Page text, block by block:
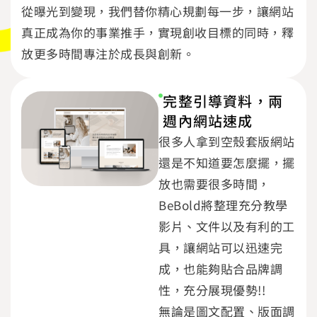
從曝光到變現，我們替你精心規劃每一步，讓網站
真正成為你的事業推手，實現創收目標的同時，釋
放更多時間專注於成長與創新。
完整引導資料，兩
週內網站速成
很多人拿到空殼套版網站
還是不知道要怎麼擺，擺
放也需要很多時間，
BeBold將整理充分教學
影片、文件以及有利的工
具，讓網站可以迅速完
成，也能夠貼合品牌調
性，充分展現優勢!!
無論是圖文配置、版面調